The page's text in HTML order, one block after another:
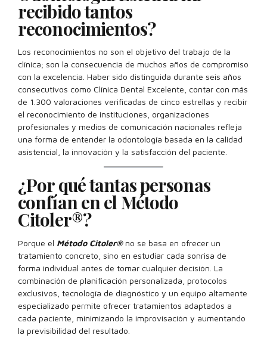
recibido tantos
reconocimientos?
Los reconocimientos no son el objetivo del trabajo de la
clínica; son la consecuencia de muchos años de compromiso
con la excelencia. Haber sido distinguida durante seis años
consecutivos como Clínica Dental Excelente, contar con más
de 1.300 valoraciones verificadas de cinco estrellas y recibir
el reconocimiento de instituciones, organizaciones
profesionales y medios de comunicación nacionales refleja
una forma de entender la odontología basada en la calidad
asistencial, la innovación y la satisfacción del paciente.
¿Por qué tantas personas
confían en el Método
Citoler®?
Porque el Método Citoler®no se basa en ofrecer un
tratamiento concreto, sino en estudiar cada sonrisa de
forma individual antes de tomar cualquier decisión. La
combinación de planificación personalizada, protocolos
exclusivos, tecnología de diagnóstico y un equipo altamente
especializado permite ofrecer tratamientos adaptados a
cada paciente, minimizando la improvisación y aumentando
la previsibilidad del resultado.